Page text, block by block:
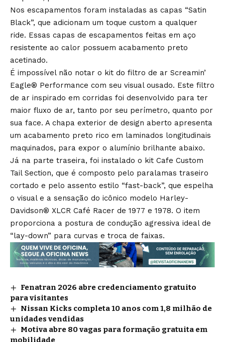
Nos escapamentos foram instaladas as capas “Satin
Black”, que adicionam um toque custom a qualquer
ride. Essas capas de escapamentos feitas em aço
resistente ao calor possuem acabamento preto
acetinado.
É impossível não notar o kit do filtro de ar Screamin’
Eagle® Performance com seu visual ousado. Este filtro
de ar inspirado em corridas foi desenvolvido para ter
maior fluxo de ar, tanto por seu perímetro, quanto por
sua face. A chapa exterior de design aberto apresenta
um acabamento preto rico em laminados longitudinais
maquinados, para expor o alumínio brilhante abaixo.
Já na parte traseira, foi instalado o kit Cafe Custom
Tail Section, que é composto pelo paralamas traseiro
cortado e pelo assento estilo “fast-back”, que espelha
o visual e a sensação do icônico modelo Harley-
Davidson® XLCR Café Racer de 1977 e 1978. O item
proporciona a postura de condução agressiva ideal de
“lay-down” para curvas e troca de faixas.
Fenatran 2026 abre credenciamento gratuito
para visitantes
Nissan Kicks completa 10 anos com 1,8 milhão de
unidades vendidas
Motiva abre 80 vagas para formação gratuita em
mobilidade